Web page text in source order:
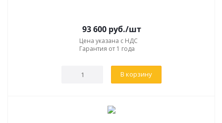
93 600руб./шт
Цена указана с НДС
Гарантия от 1 года
В корзину